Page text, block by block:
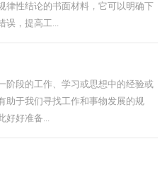
律性结论的书面材料，它可以明确下
误，提高工...
阶段的工作、学习或思想中的经验或
助于我们寻找工作和事物发展的规
好好准备...